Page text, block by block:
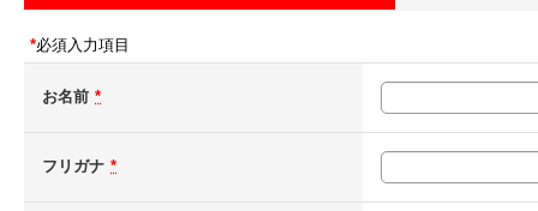
*必須入力項目
お名前 *
フリガナ *